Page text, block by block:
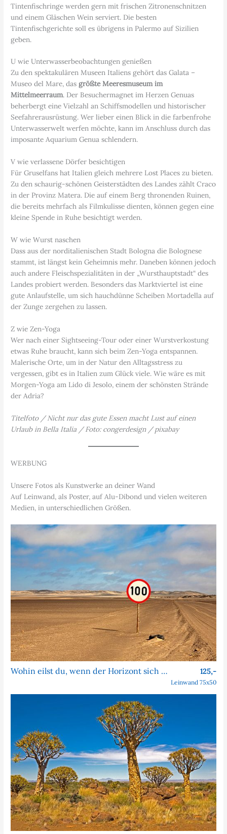
Tintenfischringe werden gern mit frischen Zitronenschnitzen
und einem Gläschen Wein serviert. Die besten
Tintenfischgerichte soll es übrigens in Palermo auf Sizilien
geben.
U wie Unterwasserbeobachtungen genießen
Zu den spektakulären Museen Italiens gehört das Galata –
Museo del Mare, das größte Meeresmuseum im
Mittelmeerraum. Der Besuchermagnet im Herzen Genuas
beherbergt eine Vielzahl an Schiffsmodellen und historischer
Seefahrerausrüstung. Wer lieber einen Blick in die farbenfrohe
Unterwasserwelt werfen möchte, kann im Anschluss durch das
imposante Aquarium Genua schlendern.
V wie verlassene Dörfer besichtigen
Für Gruselfans hat Italien gleich mehrere Lost Places zu bieten.
Zu den schaurig-schönen Geisterstädten des Landes zählt Craco
in der Provinz Matera. Die auf einem Berg thronenden Ruinen,
die bereits mehrfach als Filmkulisse dienten, können gegen eine
kleine Spende in Ruhe besichtigt werden.
W wie Wurst naschen
Dass aus der norditalienischen Stadt Bologna die Bolognese
stammt, ist längst kein Geheimnis mehr. Daneben können jedoch
auch andere Fleischspezialitäten in der „Wursthauptstadt“ des
Landes probiert werden. Besonders das Marktviertel ist eine
gute Anlaufstelle, um sich hauchdünne Scheiben Mortadella auf
der Zunge zergehen zu lassen.
Z wie Zen-Yoga
Wer nach einer Sightseeing-Tour oder einer Wurstverkostung
etwas Ruhe braucht, kann sich beim Zen-Yoga entspannen.
Malerische Orte, um in der Natur den Alltagsstress zu
vergessen, gibt es in Italien zum Glück viele. Wie wäre es mit
Morgen-Yoga am Lido di Jesolo, einem der schönsten Strände
der Adria?
Titelfoto / Nicht nur das gute Essen macht Lust auf einen
Urlaub in Bella Italia / Foto: congerdesign / pixabay
WERBUNG
Unsere Fotos als Kunstwerke an deiner Wand
Auf Leinwand, als Poster, auf Alu-Dibond und vielen weiteren
Medien, in unterschiedlichen Größen.
Wohin eilst du, wenn der Horizont sich nie nähert? 125,-
Leinwand 75x50